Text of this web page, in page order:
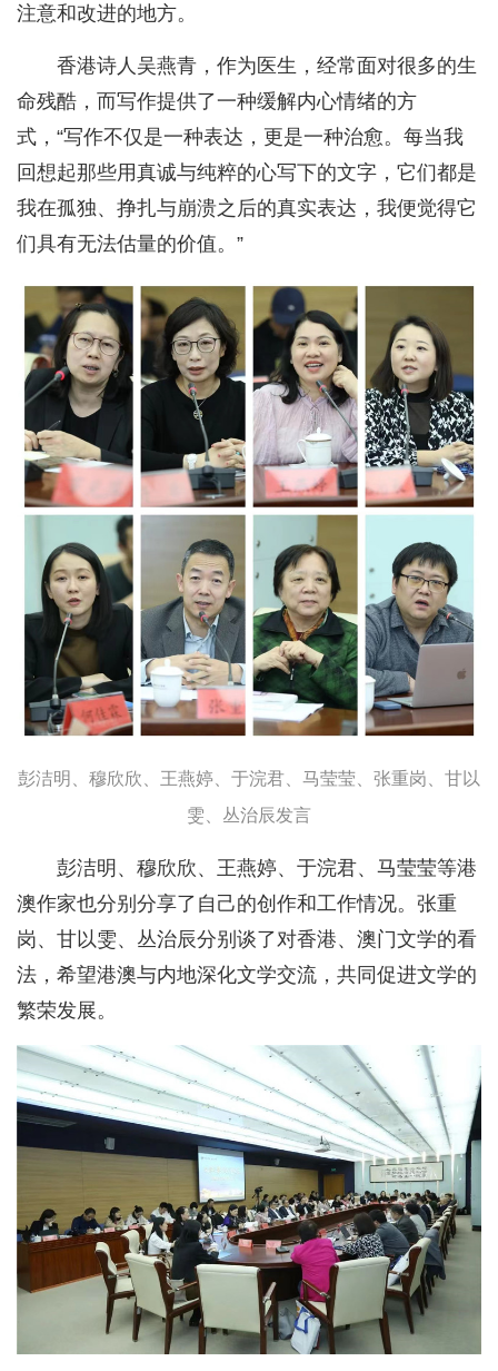
注意和改进的地方。
香港诗人吴燕青，作为医生，经常面对很多的生
命残酷，而写作提供了一种缓解内心情绪的方
式，“写作不仅是一种表达，更是一种治愈。每当我
回想起那些用真诚与纯粹的心写下的文字，它们都是
我在孤独、挣扎与崩溃之后的真实表达，我便觉得它
们具有无法估量的价值。”
彭洁明、穆欣欣、王燕婷、于浣君、马莹莹、张重岗、甘以
雯、丛治辰发言
彭洁明、穆欣欣、王燕婷、于浣君、马莹莹等港
澳作家也分别分享了自己的创作和工作情况。张重
岗、甘以雯、丛治辰分别谈了对香港、澳门文学的看
法，希望港澳与内地深化文学交流，共同促进文学的
繁荣发展。